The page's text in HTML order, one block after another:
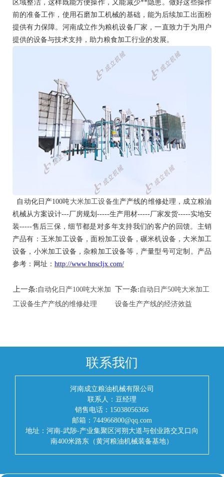
1 2
区域整洁，这样既能方便操作，又能减少**隐患。做好这些操作
前的准备工作，使用石磨加工机械的基础，能为后续加工出面粉
提供有力保障。河南成立作为粮机设备厂家，一直致力于为用户
提供的设备与技术支持，助力粮食加工行业的发展。
自动化日产100吨大米加工设备生产产线的维修处理，成立粮油
机械从方案设计---厂房规划-----生产用材-----厂家发货-----实地安
装-----售后三保，细节都是对多年支持我们的客户的回馈。主销
产品有：玉米加工设备，面粉加工设备，碾米机设备，大米加工
设备，小米加工设备，杂粮加工设备等，产量型号可定制。产品
参考： 网址： http://www.hnscljx.com/
上一条: 自动化日产100吨大米加
工设备生产产线的维修处理
下一条: 自动日产50吨大米加工
设备生产产线的经济效益
联系我们
河南成立粮油机械有限公司
联系人：豆经理
销售电话：15038056366
邮箱：744966800@qq.com
地址：河南-武陟-产业集聚区河朔大道与创业路交叉口向
南400米路东（黄河粮油机械装备基地）